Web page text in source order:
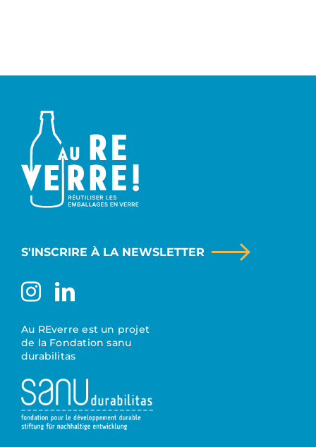
S'INSCRIRE À LA NEWSLETTER
Au REverre est un projet
de la Fondation sanu
durabilitas